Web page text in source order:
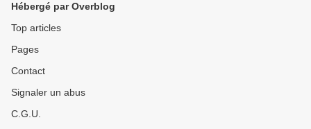
Hébergé par Overblog
Top articles
Pages
Contact
Signaler un abus
C.G.U.